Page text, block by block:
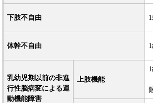
下肢不自由
体幹不自由
乳幼児期以前の非進
行性脳病変による運
動機能障害
上肢機能